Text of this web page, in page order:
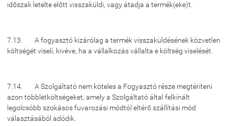
időszak letelte előtt visszaküldi, vagy átadja a termék(eke)t.
7.13. A fogyasztó kizárólag a termék visszaküldésének közvetlen
költségét viseli, kivéve, ha a vállalkozás vállalta e költség viselését.
7.14. A Szolgáltató nem köteles a Fogyasztó része megtéríteni
azon többletköltségeket, amely a Szolgáltató által felkínált
legolcsóbb szokásos fuvarozási módtól eltérő szállítási mód
választásából adódik.